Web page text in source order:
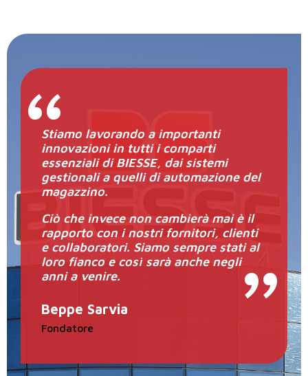
Stiamo lavorando a importanti
innovazioni in tutti i comparti
essenziali di BIESSE, dai sistemi
gestionali a quelli di automazione del
magazzino.
Ciò che invece non cambierà mai è il
rapporto con i nostri fornitori, clienti
e collaboratori. Siamo sempre stati al
loro fianco e così sarà anche negli
annia venire.
Beppe Sarvia
Fondatore